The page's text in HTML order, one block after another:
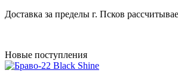
Доставка за пределы г. Псков
Новые поступления